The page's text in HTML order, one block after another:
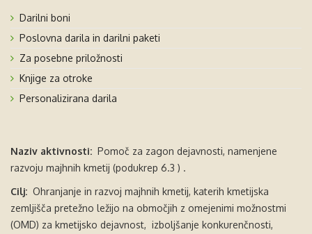
Darilni boni
Poslovna darila in darilni paketi
Za posebne priložnosti
Knjige za otroke
Personalizirana darila
Naziv aktivnosti: Pomoč za zagon dejavnosti, namenjene
razvoju majhnih kmetij (podukrep 6.3 ) .
Cilj: Ohranjanje in razvoj majhnih kmetij, katerih kmetijska
zemljišča pretežno ležijo na območjih z omejenimi možnostmi
(OMD) za kmetijsko dejavnost, izboljšanje konkurenčnosti,